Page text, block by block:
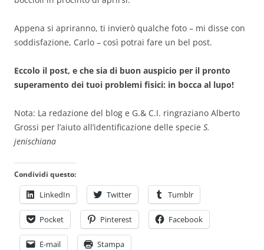
Appena si apriranno, ti invierò qualche foto – mi disse con
soddisfazione, Carlo – così potrai fare un bel post.
Eccolo il post, e che sia di buon auspicio per il pronto
superamento dei tuoi problemi fisici: in bocca al lupo!
Nota: La redazione del blog e G.& C.I. ringraziano Alberto
Grossi per l’aiuto all’identificazione delle specie S.
jenischiana
Condividi questo:
LinkedIn Twitter Tumblr
Pocket Pinterest Facebook
E-mail Stampa